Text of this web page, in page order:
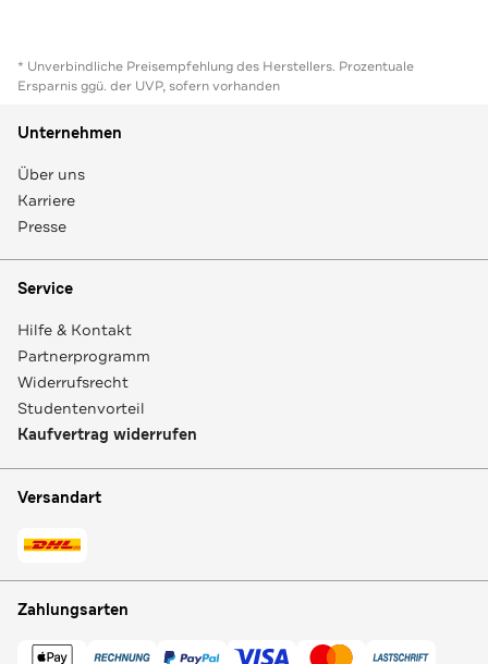
* Unverbindliche Preisempfehlung des Herstellers. Prozentuale
Ersparnis ggü. der UVP, sofern vorhanden
Unternehmen
Über uns
Karriere
Presse
Service
Hilfe & Kontakt
Partnerprogramm
Widerrufsrecht
Studentenvorteil
Kaufvertrag widerrufen
Versandart
Zahlungsarten